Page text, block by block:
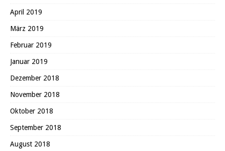
April 2019
März 2019
Februar 2019
Januar 2019
Dezember 2018
November 2018
Oktober 2018
September 2018
August 2018